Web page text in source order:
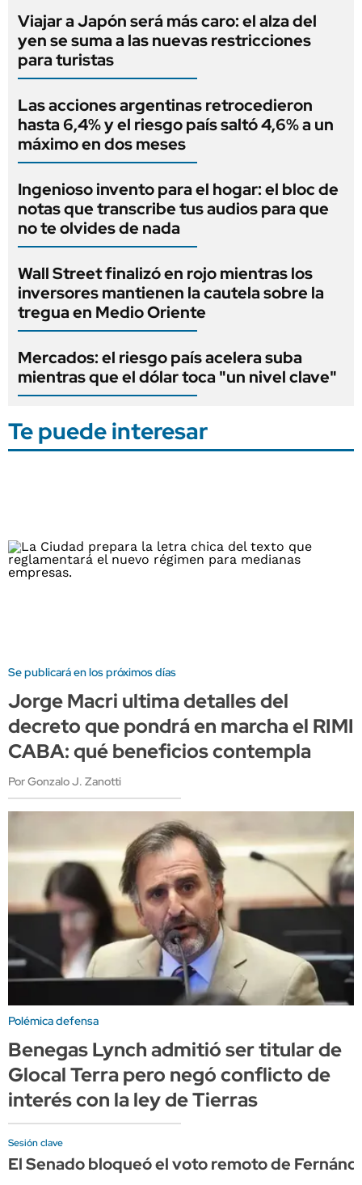
Viajar a Japón será más caro: el alza del
yen se suma a las nuevas restricciones
para turistas
Las acciones argentinas retrocedieron
hasta 6,4% y el riesgo país saltó 4,6% a un
máximo en dos meses
Ingenioso invento para el hogar: el bloc de
notas que transcribe tus audios para que
no te olvides de nada
Wall Street finalizó en rojo mientras los
inversores mantienen la cautela sobre la
tregua en Medio Oriente
Mercados: el riesgo país acelera suba
mientras que el dólar toca "un nivel clave"
Te puede interesar
Se publicará en los próximos días
Jorge Macri ultima detalles del
decreto que pondrá en marcha el RIMI
CABA: qué beneficios contempla
Por Gonzalo J. Zanotti
Polémica defensa
Benegas Lynch admitió ser titular de
Glocal Terra pero negó conflicto de
interés con la ley de Tierras
Sesión clave
El Senado bloqueó el voto remoto de